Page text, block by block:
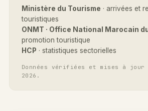
Ministère du Tourisme · arrivées et
touristiques
ONMT · Office National Marocain
promotion touristique
HCP · statistiques sectorielles
Données vérifiées et mises à
2026.